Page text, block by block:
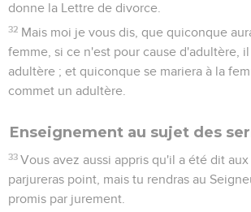
donne la Lettre de divorce.
32 Mais moi je vous dis, que quiconque
femme, si ce n'est pour cause d'adultère,
adultère ; et quiconque se mariera à la
commet un adultère.
Enseignement au sujet des
33 Vous avez aussi appris qu'il a été dit
parjureras point, mais tu rendras au
promis par jurement.